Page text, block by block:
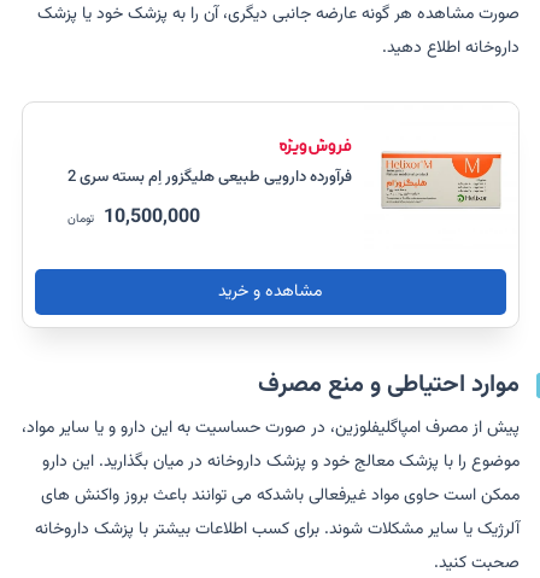
صورت مشاهده هر گونه عارضه جانبی دیگری، آن را به پزشک خود یا پزشک
داروخانه اطلاع دهید.
فرآورده دارویی طبیعی هلیگزور اِم بسته سری 2
10,500,000 تومان
مشاهده و خرید
موارد احتیاطی و منع مصرف
پیش از مصرف امپاگلیفلوزین، در صورت حساسیت به این دارو و یا سایر مواد،
موضوع را با پزشک معالج خود و پزشک داروخانه در میان بگذارید. این دارو
ممکن است حاوی مواد غیرفعالی باشدکه می توانند باعث بروز واکنش های
آلرژیک یا سایر مشکلات شوند. برای کسب اطلاعات بیشتر با پزشک داروخانه
صحبت کنید.